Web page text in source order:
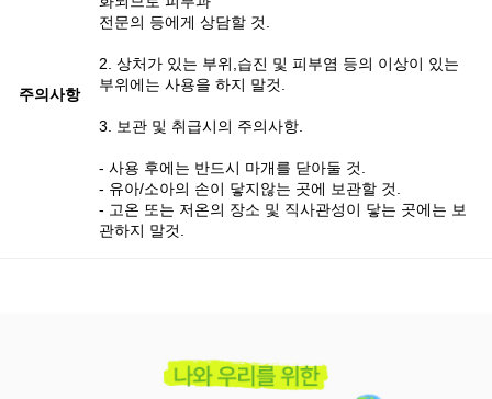
주의사항
전문의 등에게 상담할 것.
2. 상처가 있는 부위,습진 및 피부염 등의 이상이 있는
부위에는 사용을 하지 말것.
3. 보관 및 취급시의 주의사항.
- 사용 후에는 반드시 마개를 닫아둘 것.
- 유아/소아의 손이 닿지않는 곳에 보관할 것.
- 고온 또는 저온의 장소 및 직사관성이 닿는 곳에는 보
관하지 말것.